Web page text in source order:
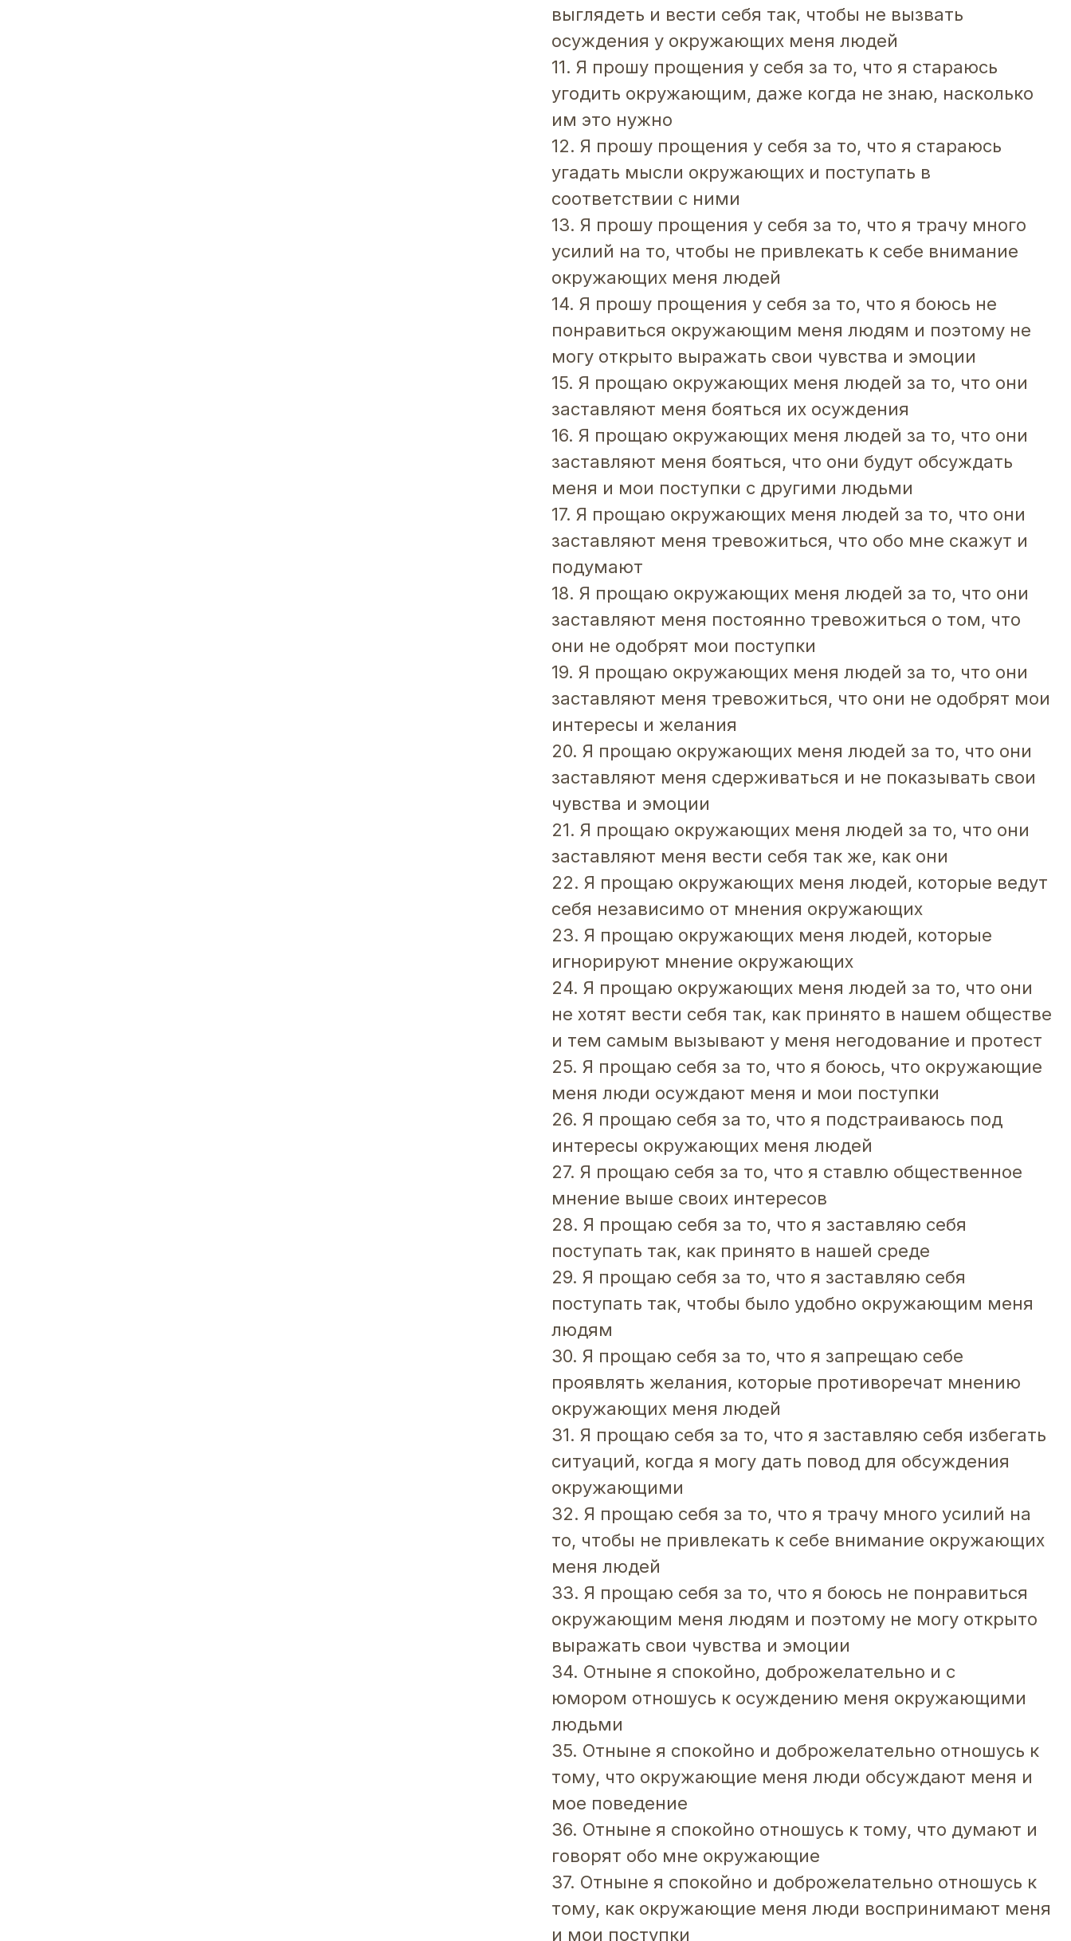
выглядеть и вести себя так, чтобы не вызвать
осуждения у окружающих меня людей
11. Я прошу прощения у себя за то, что я стараюсь
угодить окружающим, даже когда не знаю, насколько
им это нужно
12. Я прошу прощения у себя за то, что я стараюсь
угадать мысли окружающих и поступать в
соответствии с ними
13. Я прошу прощения у себя за то, что я трачу много
усилий на то, чтобы не привлекать к себе внимание
окружающих меня людей
14. Я прошу прощения у себя за то, что я боюсь не
понравиться окружающим меня людям и поэтому не
могу открыто выражать свои чувства и эмоции
15. Я прощаю окружающих меня людей за то, что они
заставляют меня бояться их осуждения
16. Я прощаю окружающих меня людей за то, что они
заставляют меня бояться, что они будут обсуждать
меня и мои поступки с другими людьми
17. Я прощаю окружающих меня людей за то, что они
заставляют меня тревожиться, что обо мне скажут и
подумают
18. Я прощаю окружающих меня людей за то, что они
заставляют меня постоянно тревожиться о том, что
они не одобрят мои поступки
19. Я прощаю окружающих меня людей за то, что они
заставляют меня тревожиться, что они не одобрят мои
интересы и желания
20. Я прощаю окружающих меня людей за то, что они
заставляют меня сдерживаться и не показывать свои
чувства и эмоции
21. Я прощаю окружающих меня людей за то, что они
заставляют меня вести себя так же, как они
22. Я прощаю окружающих меня людей, которые ведут
себя независимо от мнения окружающих
23. Я прощаю окружающих меня людей, которые
игнорируют мнение окружающих
24. Я прощаю окружающих меня людей за то, что они
не хотят вести себя так, как принято в нашем обществе
и тем самым вызывают у меня негодование и протест
25. Я прощаю себя за то, что я боюсь, что окружающие
меня люди осуждают меня и мои поступки
26. Я прощаю себя за то, что я подстраиваюсь под
интересы окружающих меня людей
27. Я прощаю себя за то, что я ставлю общественное
мнение выше своих интересов
28. Я прощаю себя за то, что я заставляю себя
поступать так, как принято в нашей среде
29. Я прощаю себя за то, что я заставляю себя
поступать так, чтобы было удобно окружающим меня
людям
30. Я прощаю себя за то, что я запрещаю себе
проявлять желания, которые противоречат мнению
окружающих меня людей
31. Я прощаю себя за то, что я заставляю себя избегать
ситуаций, когда я могу дать повод для обсуждения
окружающими
32. Я прощаю себя за то, что я трачу много усилий на
то, чтобы не привлекать к себе внимание окружающих
меня людей
33. Я прощаю себя за то, что я боюсь не понравиться
окружающим меня людям и поэтому не могу открыто
выражать свои чувства и эмоции
34. Отныне я спокойно, доброжелательно и с
юмором отношусь к осуждению меня окружающими
людьми
35. Отныне я спокойно и доброжелательно отношусь к
тому, что окружающие меня люди обсуждают меня и
мое поведение
36. Отныне я спокойно отношусь к тому, что думают и
говорят обо мне окружающие
37. Отныне я спокойно и доброжелательно отношусь к
тому, как окружающие меня люди воспринимают меня
и мои поступки